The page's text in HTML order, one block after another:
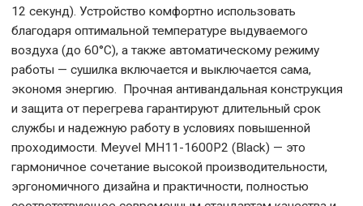
12 секунд). Устройство комфортно использовать
благодаря оптимальной температуре выдуваемого
воздуха (до 60°C), а также автоматическому режиму
работы — сушилка включается и выключается сама,
экономя энергию. Прочная антивандальная конструкция
и защита от перегрева гарантируют длительный срок
службы и надежную работу в условиях повышенной
проходимости. Meyvel MH11-1600P2 (Black) — это
гармоничное сочетание высокой производительности,
эргономичного дизайна и практичности, полностью